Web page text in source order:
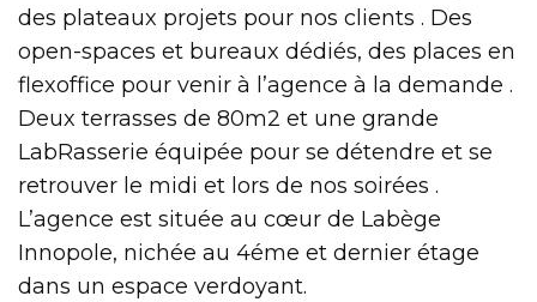
des plateaux projets pour nos clients . Des
open-spaces et bureaux dédiés, des places en
flexoffice pour venir à l’agence à la demande .
Deux terrasses de 80m2 et une grande
LabRasserie équipée pour se détendre et se
retrouver le midi et lors de nos soirées .
L’agence est située au cœur de Labège
Innopole, nichée au 4éme et dernier étage
dans un espace verdoyant.